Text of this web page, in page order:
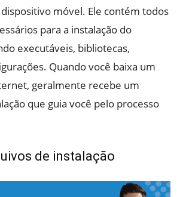
móvel. Ele contém todos
para a instalação do
executáveis, bibliotecas,
Quando você baixa um
geralmente recebe um
que guia você pelo processo
de instalação